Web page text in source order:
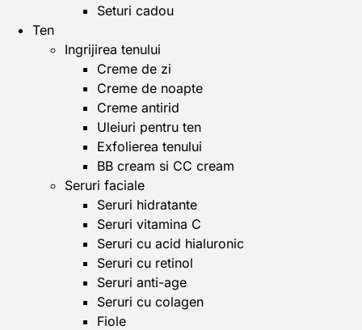
Seturi cadou
Ten
Ingrijirea tenului
Creme de zi
Creme de noapte
Creme antirid
Uleiuri pentru ten
Exfolierea tenului
BB cream si CC cream
Seruri faciale
Seruri hidratante
Seruri vitamina C
Seruri cu acid hialuronic
Seruri cu retinol
Seruri anti-age
Seruri cu colagen
Fiole